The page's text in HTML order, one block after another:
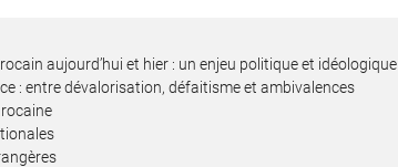
aujourd’hui et hier : un enjeu politique et idéologique
: entre dévalorisation, défaitisme et ambivalences